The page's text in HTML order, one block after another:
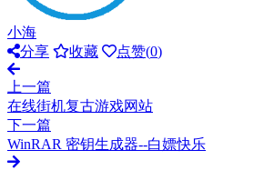
小海
分享
收藏 点赞(0)
上一篇
在线街机复古游戏网站
下一篇
WinRAR 密钥生成器--白嫖快乐